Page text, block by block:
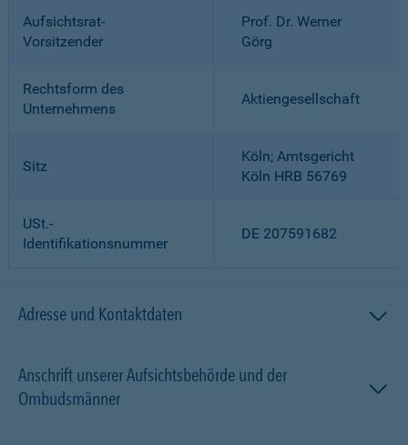
Aufsichtsrat-
Vorsitzender
Prof. Dr. Werner
Görg
Rechtsform des
Unternehmens
Aktiengesellschaft
Sitz
Köln; Amtsgericht
Köln HRB 56769
USt.-
Identifikationsnummer
DE 207591682
Adresse und Kontaktdaten
Anschrift unserer Aufsichtsbehörde und der
Ombudsmänner